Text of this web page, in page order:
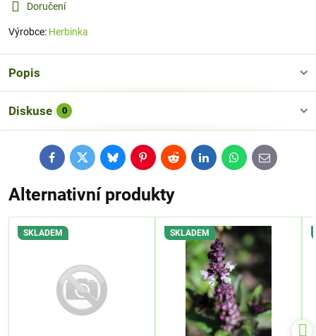
Doručení
Výrobce: Herbinka
Popis
Diskuse 0
FacebookTwitterBlueskyPinterestRedditLinkedInWhatsApp
E-
mail
Alternativní produkty
SKLADEM SKLADEM